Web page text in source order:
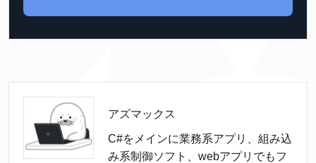
アズマックス
C#をメインに業務系アプリ、組み込
み系制御ソフト、webアプリでもフ